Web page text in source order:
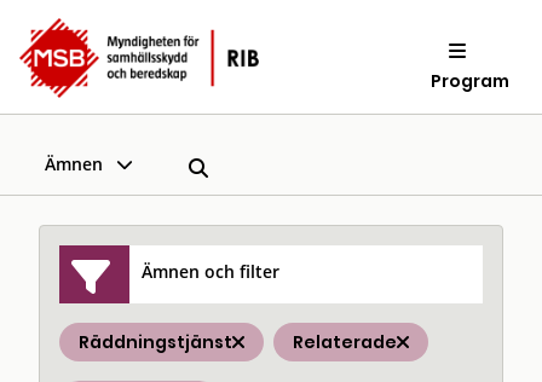
Program
Ämnen
Ämnen och filter
Räddningstjänst Relaterade